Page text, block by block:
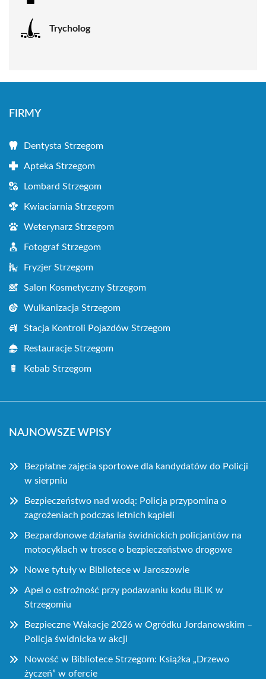
Trycholog
FIRMY
Dentysta Strzegom
Apteka Strzegom
Lombard Strzegom
Kwiaciarnia Strzegom
Weterynarz Strzegom
Fotograf Strzegom
Fryzjer Strzegom
Salon Kosmetyczny Strzegom
Wulkanizacja Strzegom
Stacja Kontroli Pojazdów Strzegom
Restauracje Strzegom
Kebab Strzegom
NAJNOWSZE WPISY
Bezpłatne zajęcia sportowe dla kandydatów do Policji
w sierpniu
Bezpieczeństwo nad wodą: Policja przypomina o
zagrożeniach podczas letnich kąpieli
Bezpardonowe działania świdnickich policjantów na
motocyklach w trosce o bezpieczeństwo drogowe
Nowe tytuły w Bibliotece w Jaroszowie
Apel o ostrożność przy podawaniu kodu BLIK w
Strzegomiu
Bezpieczne Wakacje 2026 w Ogródku Jordanowskim –
Policja świdnicka w akcji
Nowość w Bibliotece Strzegom: Książka „Drzewo
życzeń” w ofercie